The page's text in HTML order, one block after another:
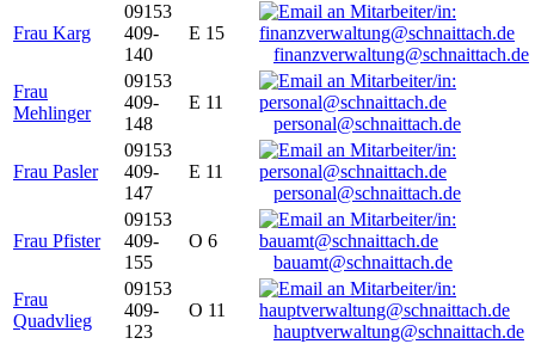
Frau Karg
09153
409-
140
E 15
finanzverwaltung@schnaittach.de
Frau
Mehlinger
09153
409-
148
E 11
personal@schnaittach.de
Frau Pasler
09153
409-
147
E 11
personal@schnaittach.de
Frau Pfister
09153
409-
155
O 6
bauamt@schnaittach.de
Frau
Quadvlieg
09153
409-
123
O 11
hauptverwaltung@schnaittach.de